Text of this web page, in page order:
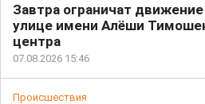
Завтра ограничат
улице имени Алёши
центра
07.08.2026 15:46
Происшествия